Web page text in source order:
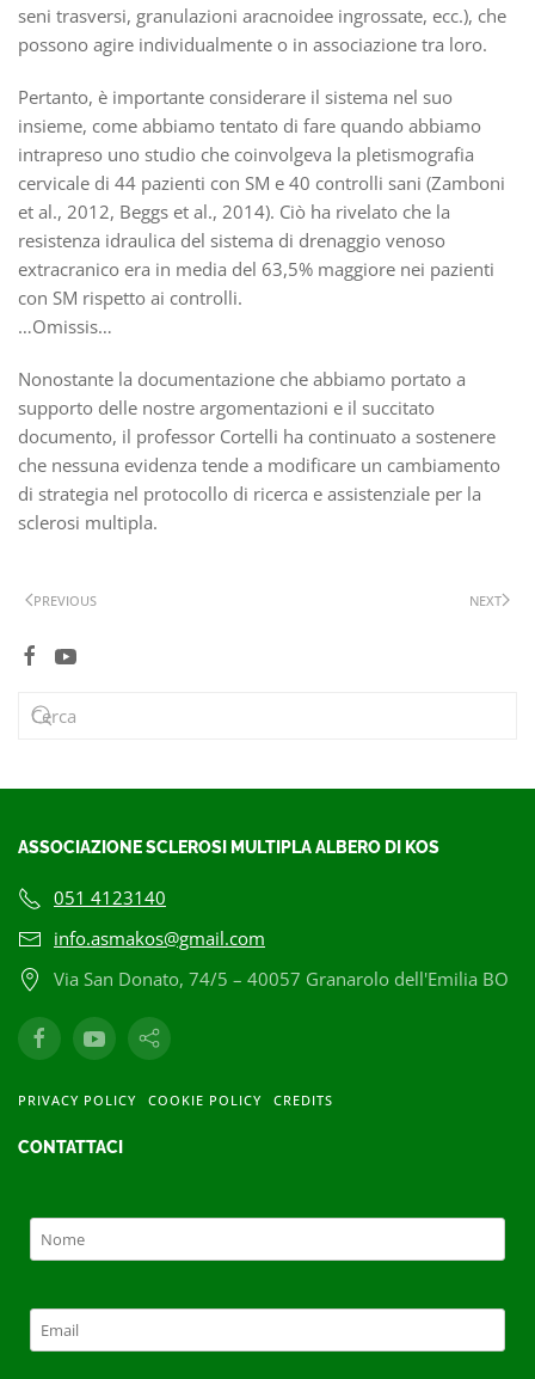
seni trasversi, granulazioni aracnoidee ingrossate, ecc.), che
possono agire individualmente o in associazione tra loro.
Pertanto, è importante considerare il sistema nel suo
insieme, come abbiamo tentato di fare quando abbiamo
intrapreso uno studio che coinvolgeva la pletismografia
cervicale di 44 pazienti con SM e 40 controlli sani (Zamboni
et al., 2012, Beggs et al., 2014). Ciò ha rivelato che la
resistenza idraulica del sistema di drenaggio venoso
extracranico era in media del 63,5% maggiore nei pazienti
con SM rispetto ai controlli.
…Omissis…
Nonostante la documentazione che abbiamo portato a
supporto delle nostre argomentazioni e il succitato
documento, il professor Cortelli ha continuato a sostenere
che nessuna evidenza tende a modificare un cambiamento
di strategia nel protocollo di ricerca e assistenziale per la
sclerosi multipla.
PREVIOUS NEXT
ASSOCIAZIONE SCLEROSI MULTIPLA ALBERO DI KOS
051 4123140
info.asmakos@gmail.com
Via San Donato, 74/5 – 40057 Granarolo dell'Emilia BO
PRIVACY POLICY COOKIE POLICY CREDITS
CONTATTACI